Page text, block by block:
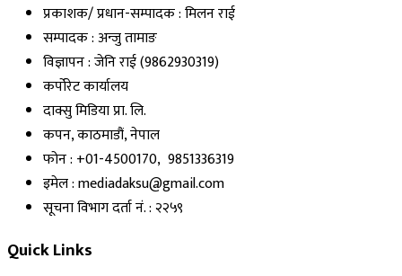
प्रकाशक/ प्रधान-सम्पादक : मिलन राई
सम्पादक : अन्जु तामाङ
विज्ञापन : जेनि राई (9862930319)
कर्पोरेट कार्यालय
दाक्सु मिडिया प्रा. लि.
कपन, काठमाडौं, नेपाल
फोन : +01-4500170, 9851336319
इमेल : mediadaksu@gmail.com
सूचना विभाग दर्ता नं. : २२५९
Quick Links